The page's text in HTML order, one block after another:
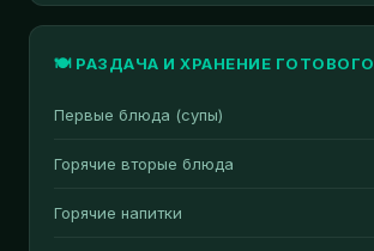
🍽️ РАЗДАЧА И ХРАНЕНИЕ ГОТОВОГО
Первые блюда (супы)
Горячие вторые блюда
Горячие напитки